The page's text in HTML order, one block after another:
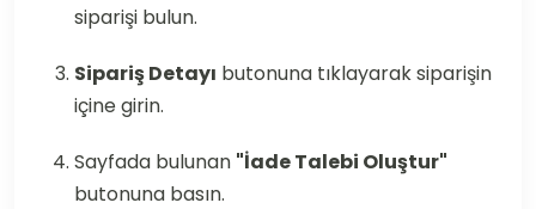
siparişi bulun.
Sipariş Detayı butonuna tıklayarak siparişin
içine girin.
Sayfada bulunan "İade Talebi Oluştur"
butonuna basın.